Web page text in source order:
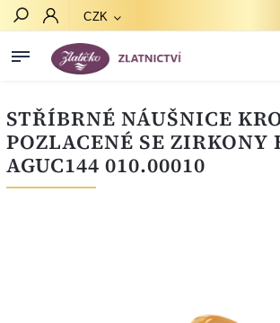
CZK
STŘÍBRNÉ NÁUŠNICE
POZLACENÉ SE ZIRKONY
AGUC144 010.00010